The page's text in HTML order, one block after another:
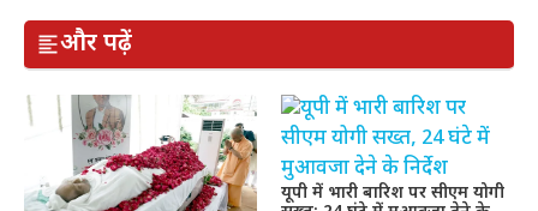
और पढ़ें
यूपी में भारी बारिश पर सीएम योगी